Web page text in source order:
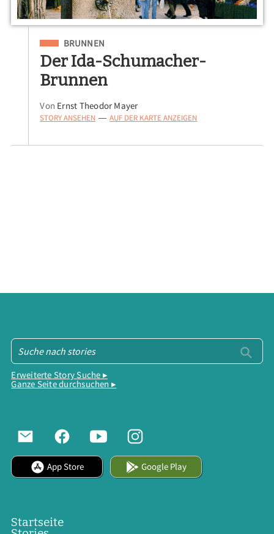
Eingeordnet unter
BRUNNEN
Der Ida-Schumacher-
Brunnen
Von Ernst Theodor Mayer
STORY ANSEHEN — AUF DER KARTE ANZEIGEN
Erweiterte Story Suche ▸
Ganze Seite durchsuchen ▸
App Store Google Play
Startseite